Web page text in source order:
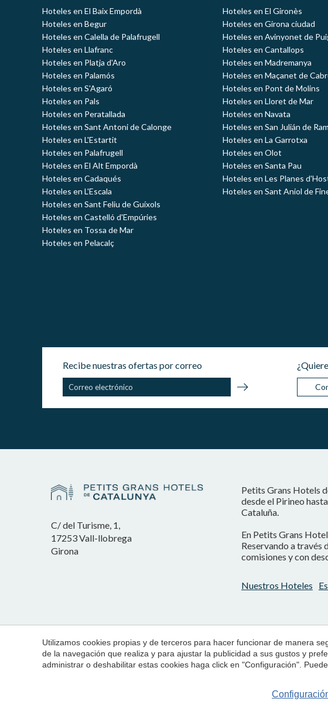
Hoteles en El Baix Empordà
Hoteles en Begur
Hoteles en Calella de Palafrugell
Hoteles en Llafranc
Hoteles en Platja d'Aro
Hoteles en Palamós
Hoteles en S'Agaró
Hoteles en Pals
Hoteles en Peratallada
Hoteles en Sant Antoni de Calonge
Hoteles en L'Estartit
Hoteles en Palafrugell
Hoteles en El Alt Empordà
Hoteles en Cadaqués
Hoteles en L'Escala
Hoteles en Sant Feliu de Guíxols
Hoteles en Castelló d'Empúries
Hoteles en Tossa de Mar
Hoteles en Pelacalç
Hoteles en El Gironès
Hoteles en Girona ciudad
Hoteles en Avinyonet de
Hoteles en Cantallops
Hoteles en Madremanya
Hoteles en Maçanet de
Hoteles en Pont de Molins
Hoteles en Lloret de Mar
Hoteles en Navata
Hoteles en San Julián de
Hoteles en La Garrotxa
Hoteles en Olot
Hoteles en Santa Pau
Hoteles en Les Planes
Hoteles en Sant Aniol de
Recibe nuestras ofertas por correo
C/ del Turisme, 1,
17253 Vall-llobrega
Girona
Petits Grans Hotels
desde el Pirineo
Cataluña.
En Petits Grans
Reservando a través
comisiones y con
Nuestros Hoteles
Condiciones
Utilizamos cookies propias y de terceros para hacer funcionar de manera
de la navegación que realiza y para ajustar la publicidad a sus gustos y
administrar o deshabilitar estas cookies haga click en "Configuración".